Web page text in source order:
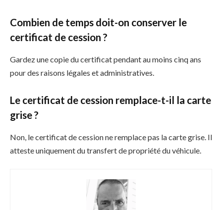
Combien de temps doit-on conserver le
certificat de cession ?
Gardez une copie du certificat pendant au moins cinq ans
pour des raisons légales et administratives.
Le certificat de cession remplace-t-il la carte
grise ?
Non, le certificat de cession ne remplace pas la carte grise. Il
atteste uniquement du transfert de propriété du véhicule.